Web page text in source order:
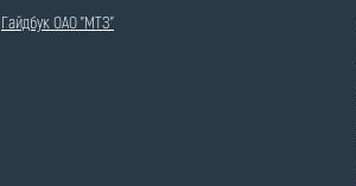
Гайдбук ОАО "МТЗ"